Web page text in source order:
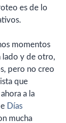
es de lo
momentos
lado y de otro,
pero no creo
que
a la
Días
mucha